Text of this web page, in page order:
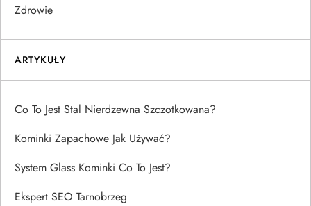
Zdrowie
ARTYKUŁY
Co To Jest Stal Nierdzewna Szczotkowana?
Kominki Zapachowe Jak Używać?
System Glass Kominki Co To Jest?
Ekspert SEO Tarnobrzeg